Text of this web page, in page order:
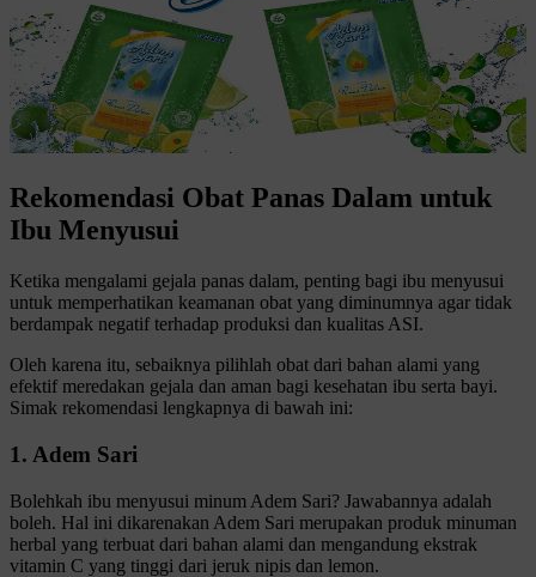
Rekomendasi Obat Panas Dalam untuk
Ibu Menyusui
Ketika mengalami gejala panas dalam, penting bagi ibu menyusui
untuk memperhatikan keamanan obat yang diminumnya agar tidak
berdampak negatif terhadap produksi dan kualitas ASI.
Oleh karena itu, sebaiknya pilihlah obat dari bahan alami yang
efektif meredakan gejala dan aman bagi kesehatan ibu serta bayi.
Simak rekomendasi lengkapnya di bawah ini:
1. Adem Sari
Bolehkah ibu menyusui minum Adem Sari? Jawabannya adalah
boleh. Hal ini dikarenakan Adem Sari merupakan produk minuman
herbal yang terbuat dari bahan alami dan mengandung ekstrak
vitamin C yang tinggi dari jeruk nipis dan lemon.